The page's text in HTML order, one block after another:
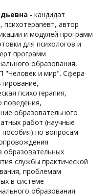
- кандидат
психотерапевт, автор
и модулей программ
для психологов и
программ
образования,
"Человек и мир". Сфера
психотерапия,
образовательного
работ (научные
пособия) по вопросам
образовательных
службы практической
проблемам
в системе
образования.